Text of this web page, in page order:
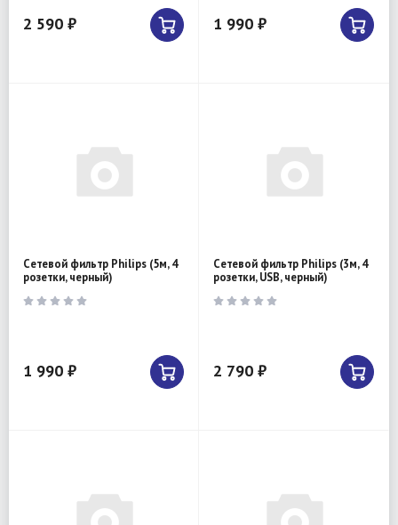
2 590 ₽ 1 990 ₽
Сетевой фильтр Philips (5м, 4
розетки, черный)
1 990 ₽
Сетевой фильтр Philips (3м, 4
розетки, USB, черный)
2 790 ₽